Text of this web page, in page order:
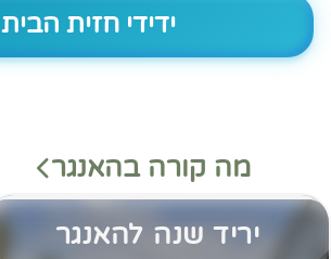
ידידי חזית הבית
מה קורה בהאנגר
יריד שנה להאנגר